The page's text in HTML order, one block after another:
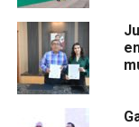
para combatir la